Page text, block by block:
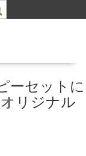
ーセットに
リジナル